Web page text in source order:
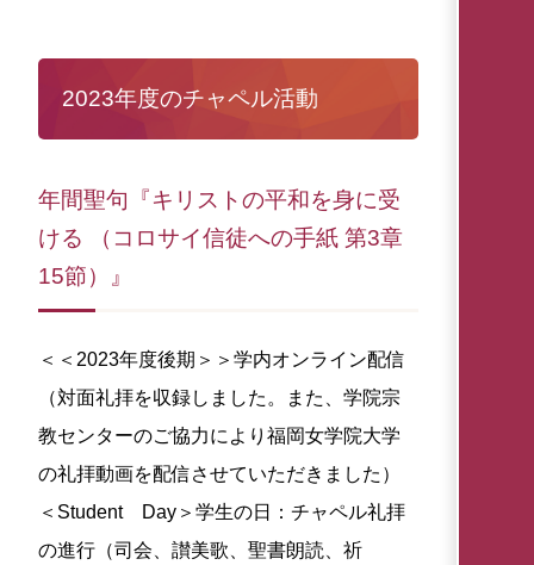
2023年度のチャペル活動
年間聖句『キリストの平和を身に受
ける （コロサイ信徒への手紙 第3章
15節）』
＜＜2023年度後期＞＞学内オンライン配信
（対面礼拝を収録しました。また、学院宗
教センターのご協力により福岡女学院大学
の礼拝動画を配信させていただきました）
＜Student Day＞学生の日：チャペル礼拝
の進行（司会、讃美歌、聖書朗読、祈